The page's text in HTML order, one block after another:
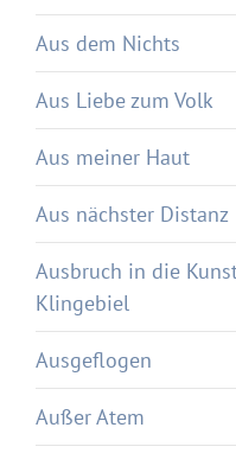
Aus dem Nichts
Aus Liebe zum Volk
Aus meiner Haut
Aus nächster Distanz
Ausbruch in die
Klingebiel
Ausgeflogen
Außer Atem